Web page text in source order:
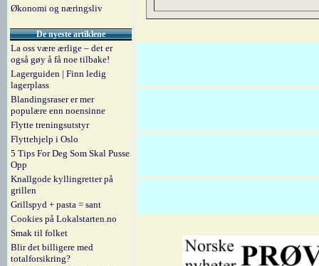
Økonomi og næringsliv
De nyeste artiklene
La oss være ærlige – det er
også gøy å få noe tilbake!
Lagerguiden | Finn ledig
lagerplass
Blandingsraser er mer
populære enn noensinne
Flytte treningsutstyr
Flyttehjelp i Oslo
5 Tips For Deg Som Skal Pusse
Opp
Knallgode kyllingretter på
grillen
Grillspyd + pasta = sant
Cookies på Lokalstarten.no
Smak til folket
Blir det billigere med
totalforsikring?